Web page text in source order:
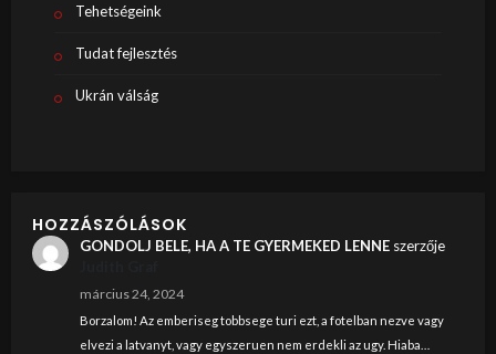
Tehetségeink
Tudat fejlesztés
Ukrán válság
HOZZÁSZÓLÁSOK
GONDOLJ BELE, HA A TE GYERMEKED LENNEszerzője
március 24, 2024
Borzalom! Az emberiseg tobbsege turi ezt, a fotelban nezve vagy
elvezi a latvanyt, vagy egyszeruen nem erdekli az ugy. Hiaba…